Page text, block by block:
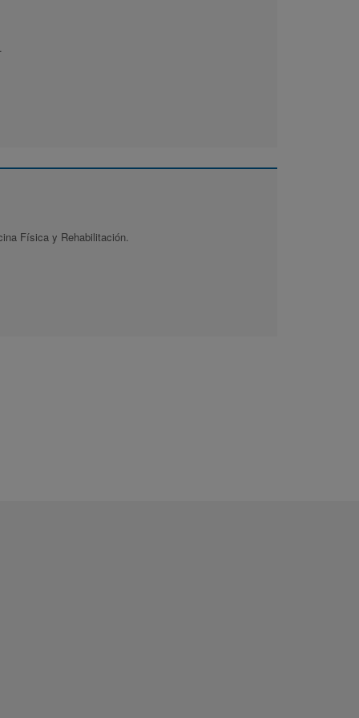
Física y Rehabilitación.